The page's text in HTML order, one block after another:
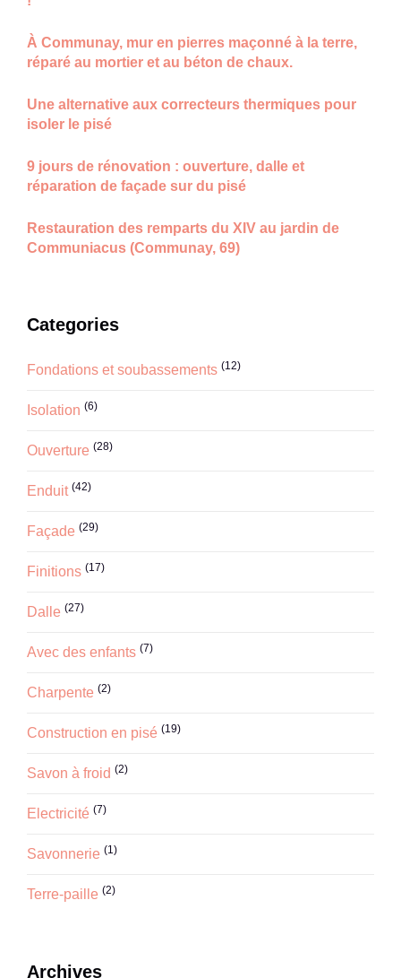
À Communay, mur en pierres maçonné à la terre,
réparé au mortier et au béton de chaux.
Une alternative aux correcteurs thermiques pour
isoler le pisé
9 jours de rénovation : ouverture, dalle et
réparation de façade sur du pisé
Restauration des remparts du XIV au jardin de
Communiacus (Communay, 69)
Categories
Fondations et soubassements (12)
Isolation (6)
Ouverture (28)
Enduit (42)
Façade (29)
Finitions (17)
Dalle (27)
Avec des enfants (7)
Charpente (2)
Construction en pisé (19)
Savon à froid (2)
Electricité (7)
Savonnerie (1)
Terre-paille (2)
Archives